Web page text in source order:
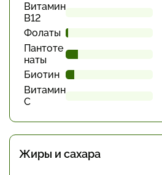
Витамин
В12
Фолаты
Пантоте
наты
Биотин
Витамин
С
Жиры и сахара